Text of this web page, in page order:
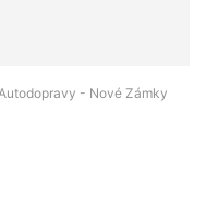
- Nové Zámky